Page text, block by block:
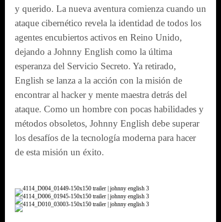
y querido. La nueva aventura comienza cuando un
ataque cibernético revela la identidad de todos los
agentes encubiertos activos en Reino Unido,
dejando a Johnny English como la última
esperanza del Servicio Secreto. Ya retirado,
English se lanza a la acción con la misión de
encontrar al hacker y mente maestra detrás del
ataque. Como un hombre con pocas habilidades y
métodos obsoletos, Johnny English debe superar
los desafíos de la tecnología moderna para hacer
de esta misión un éxito.